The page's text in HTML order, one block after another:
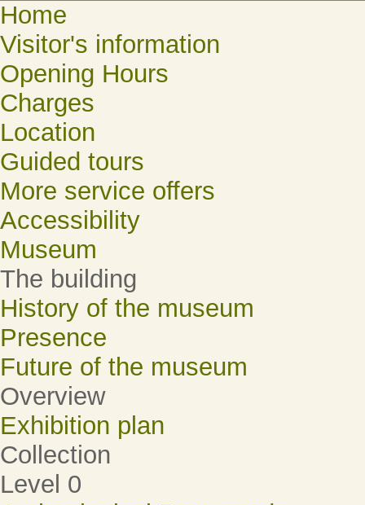
Home
Visitor's information
Opening Hours
Charges
Location
Guided tours
More service offers
Accessibility
Museum
The building
History of the museum
Presence
Future of the museum
Overview
Exhibition plan
Collection
Level 0